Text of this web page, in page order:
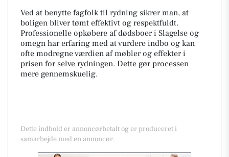
Ved at benytte fagfolk til rydning sikrer man, at
boligen bliver tømt effektivt og respektfuldt.
Professionelle opkøbere af dødsboer i Slagelse og
omegn har erfaring med at vurdere indbo og kan
ofte modregne værdien af møbler og effekter i
prisen for selve rydningen. Dette gør processen
mere gennemskuelig.
Dette indhold er annoncørbetalt og er produceret i
samarbejde med en annoncør.